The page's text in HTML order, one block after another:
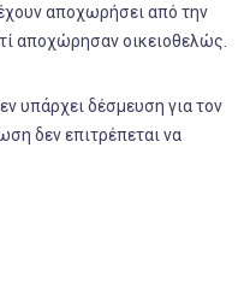
αποχωρήσει από την
αποχώρησαν οικειοθελώς.
υπάρχει δέσμευση για τον
δεν επιτρέπεται να